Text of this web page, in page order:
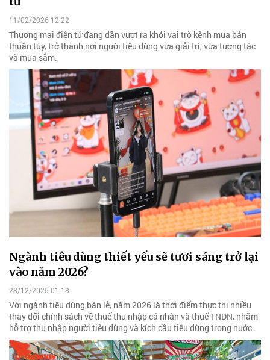
11/02/2026 12:22
Thương mại điện tử đang dần vượt ra khỏi vai trò kênh mua bán
thuần túy, trở thành nơi người tiêu dùng vừa giải trí, vừa tương tác
và mua sắm.
Ngành tiêu dùng thiết yếu sẽ tươi sáng trở lại
vào năm 2026?
28/12/2025 01:18
Với ngành tiêu dùng bán lẻ, năm 2026 là thời điểm thực thi nhiều
thay đổi chính sách về thuế thu nhập cá nhân và thuế TNDN, nhằm
hỗ trợ thu nhập người tiêu dùng và kích cầu tiêu dùng trong nước.